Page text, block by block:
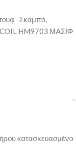
-Σκαμπό,
HM9703 ΜΑΣΙΦ
κατασκευασμένο